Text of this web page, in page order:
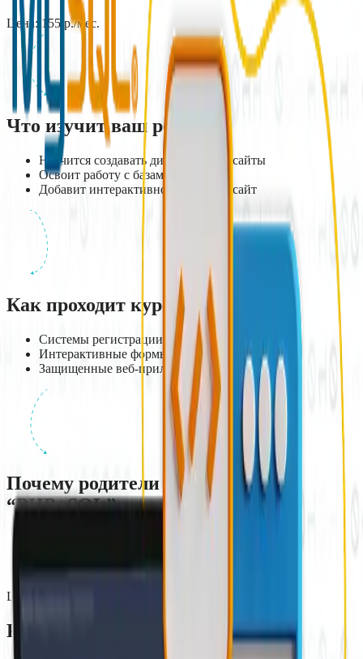
Цена: 155 р./мес.
Что изучит ваш ребенок
Научится создавать динамические сайты
Освоит работу с базами данных
Добавит интерактивность на свой сайт
Как проходит курс
Системы регистрации/авторизации
Интерактивные формы и чаты
Защищенные веб-приложения
Почему родители выбирают
“PHP+SQL”
Средняя зарплата специалиста - 1800$/мес**
Цена:
Результат